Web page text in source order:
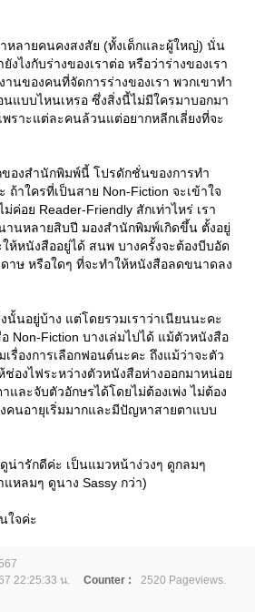
หลายคนคงสงสัย (ทั้งเด็กและผู้ใหญ่) นั่น
งไงกับร่างของเราต่อ หรือว่าร่างของเรา
านของคนที่จัดการร่างของเรา พวกเขาทำ
นแบบไหนเหรอ ซึ่งสิ่งนี้ไม่มีใครมาบอกมา
พราะแต่ละคนล้วนแต่อยากหลีกเลี่ยงที่จะ
ของสำนักพิมพ์นี้ โปรดักชั่นของการทำ
าใครที่เป็นสาย Non-Fiction จะเข้าใจ
ค่อย Reader-Friendly สักเท่าไหร่ เรา
านหลายสิบปี มองสำนักพิมพ์เกิดขึ้น ตั้งอยู่
หนังสืออยู่ได้ สนพ บางครั้งจะต้องบีบอัด
าษ หรือใดๆ ที่จะทำให้หนังสือลดขนาดลง
นั้นอยู่บ้าง แต่โดยรวมเราว่าเนียนนะคะ
Non-Fiction บางเล่มไปได้ แม้ตัวหนังสือ
รื่องการเลือกฟอนต์นะคะ ถึงแม้ว่าจะตัว
ช่องไฟระหว่างตัวหนังสือห่างออกมาหน่อ
และจับตัวอักษรได้โดยไม่ต้องเพ่ง ไม่ต้อง
คนอายุเริ่มมากและมีปัญหาสายตาแบบ
น่ารักดีค่ะ เป็นแมวหน้าง่วงๆ ดูกลมๆ
หลมๆ ดูนาง Sassy กว่า)
ใจค่ะ
22:25:33 น. Counter :
2520 Pageviews.